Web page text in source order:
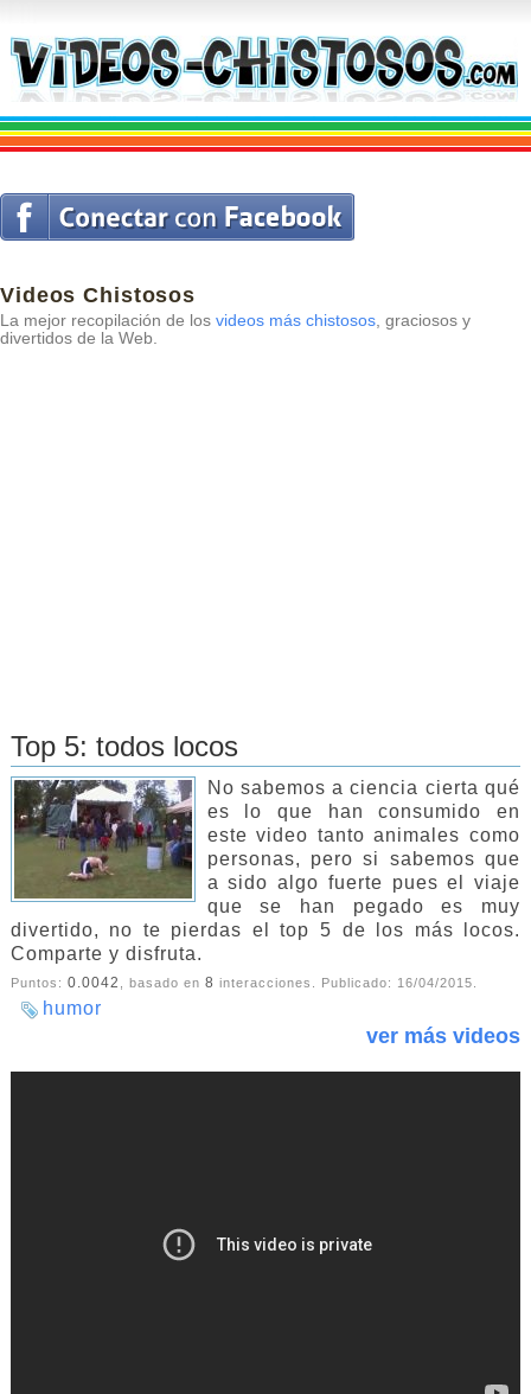
Videos Chistosos
La mejor recopilación de los videos más chistosos, graciosos y
divertidos de la Web.
Top 5: todos locos
No sabemos a ciencia cierta qué
es lo que han consumido en
este video tanto animales como
personas, pero si sabemos que
a sido algo fuerte pues el viaje
que se han pegado es muy
divertido, no te pierdas el top 5 de los más locos.
Comparte y disfruta.
Puntos: 0.0042 , basado en 8 interacciones. Publicado: 16/04/2015.
humor
ver más videos